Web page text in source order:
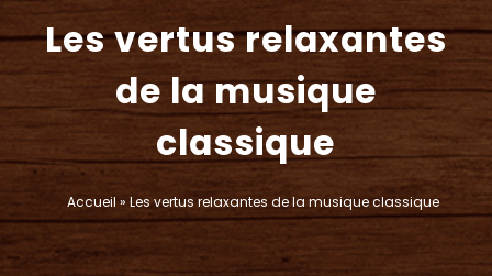
Les vertus relaxantes
de la musique
classique
Accueil »Les vertus relaxantes de la musique classique